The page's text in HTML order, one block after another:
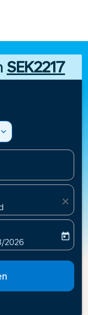
SEK2217
expand_more
close
labelreturn-date-
2026
today